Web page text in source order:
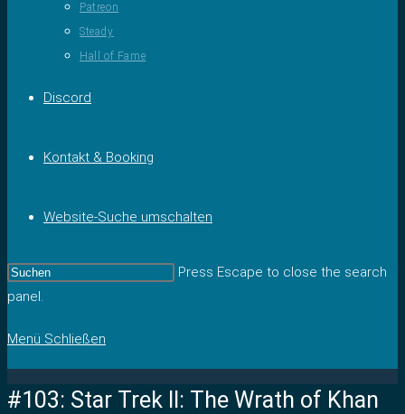
Patreon
Steady
Hall of Fame
Discord
Kontakt & Booking
Website-Suche umschalten
Press Escape to close the search
panel.
Menü Schließen
#103: Star Trek II: The Wrath of Khan